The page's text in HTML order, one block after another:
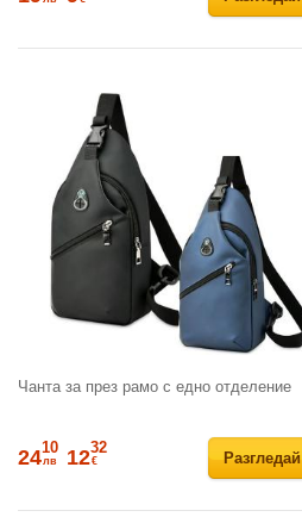
Чанта за през рамо с едно отделение
Разгледай
2410
лв 1232
€